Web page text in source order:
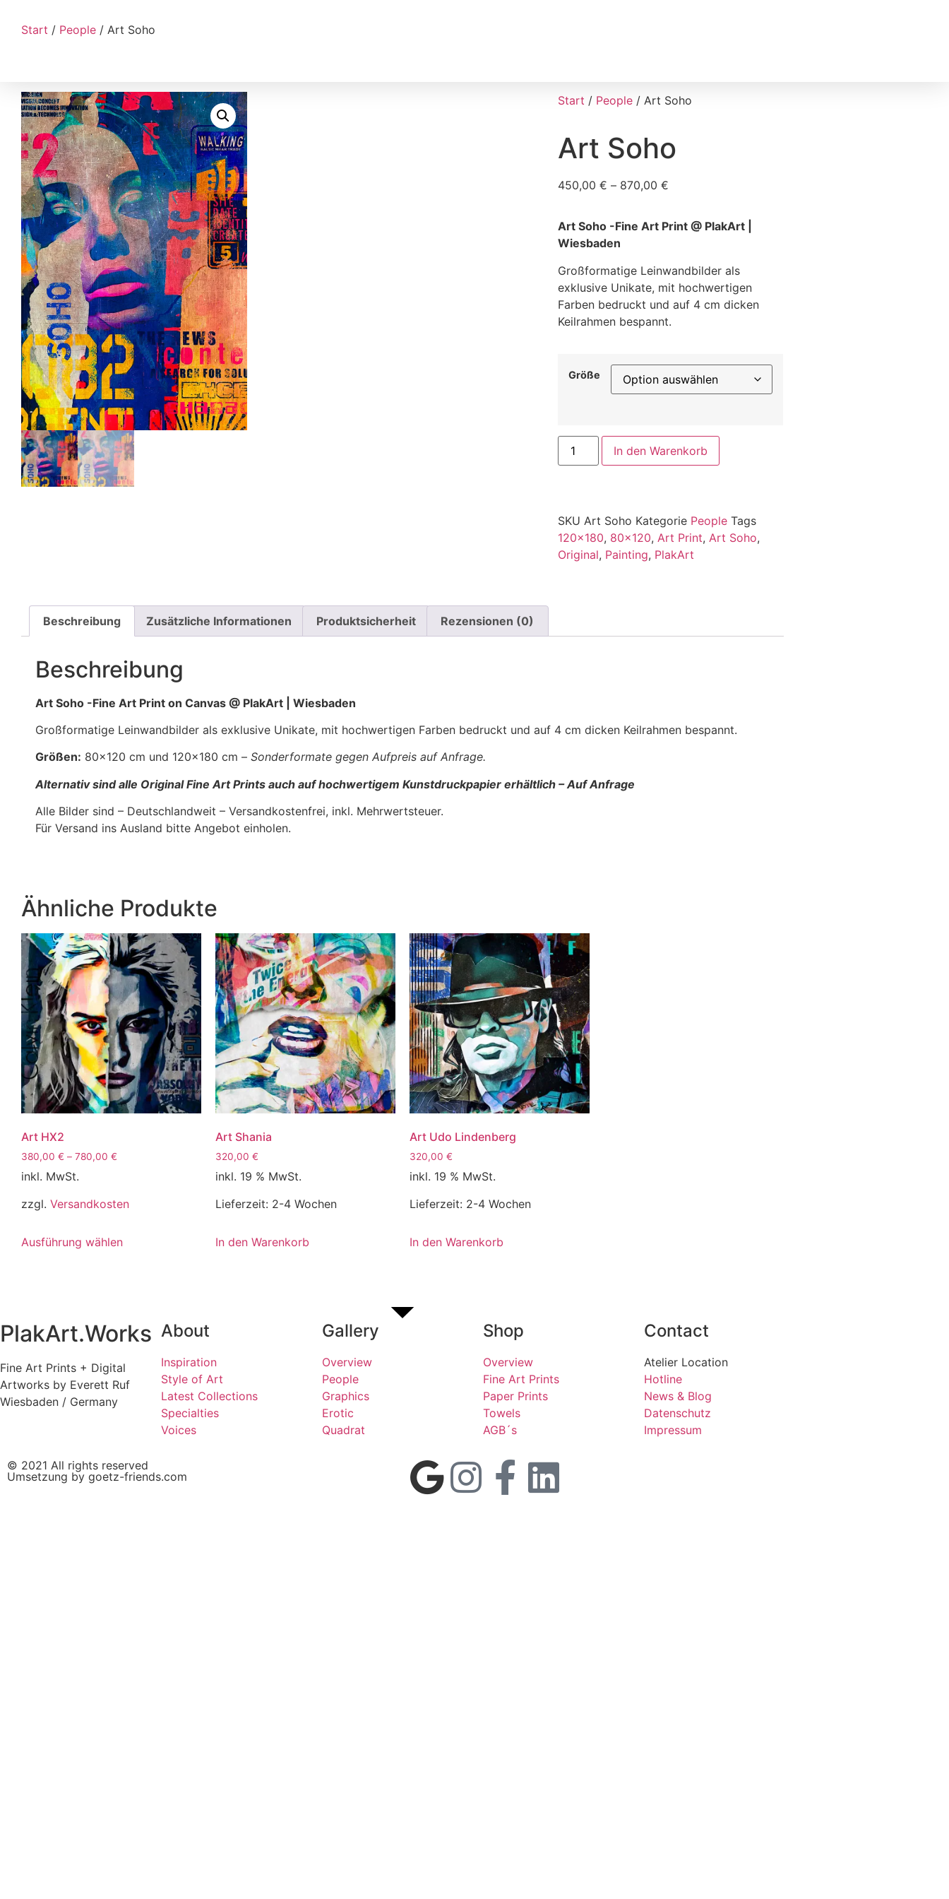
Start / People / Art Soho
Start / People/ Art Soho
Art Soho
450,00 € – 870,00 €
Art Soho -Fine Art Print @ PlakArt |
Wiesbaden
Großformatige Leinwandbilder als
exklusive Unikate, mit hochwertigen
Farben bedruckt und auf 4 cm dicken
Keilrahmen bespannt.
Größe
In den Warenkorb
SKU Art Soho Kategorie People Tags
120x180, 80x120, Art Print, Art Soho,
Original, Painting, PlakArt
Beschreibung Zusätzliche Informationen Produktsicherheit Rezensionen (0)
Beschreibung
Art Soho -Fine Art Print on Canvas @ PlakArt | Wiesbaden
Großformatige Leinwandbilder als exklusive Unikate, mit hochwertigen Farben bedruckt und auf 4 cm dicken Keilrahmen bespannt.
Größen: 80×120 cm und 120×180 cm – Sonderformate gegen Aufpreis auf Anfrage.
Alternativ sind alle Original Fine Art Prints auch auf hochwertigem Kunstdruckpapier erhältlich – Auf Anfrage
Alle Bilder sind – Deutschlandweit – Versandkostenfrei, inkl. Mehrwertsteuer.
Für Versand ins Ausland bitte Angebot einholen.
Ähnliche Produkte
Art HX2
380,00 € – 780,00 €
inkl. MwSt.
zzgl. Versandkosten
Ausführung wählen
Art Shania
320,00 €
inkl. 19 % MwSt.
Lieferzeit: 2-4 Wochen
In den Warenkorb
Art Udo Lindenberg
320,00 €
inkl. 19 % MwSt.
Lieferzeit: 2-4 Wochen
In den Warenkorb
PlakArt.Works
Fine Art Prints + Digital
Artworks by Everett Ruf
Wiesbaden / Germany
About
Inspiration
Style of Art
Latest Collections
Specialties
Voices
Gallery
Overview
People
Graphics
Erotic
Quadrat
Shop
Overview
Fine Art Prints
Paper Prints
Towels
AGB´s
Contact
Atelier Location
Hotline
News & Blog
Datenschutz
Impressum
© 2021 All rights reserved
Umsetzung by goetz-friends.com